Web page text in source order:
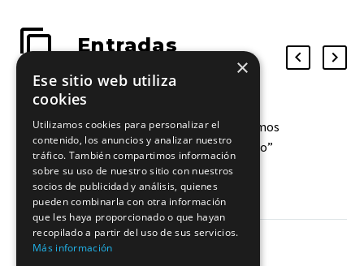
Entradas
relacionadas
Aylín Pereyra: “Estamos
en el camino correcto”
09 Nov 2020
×
Ese sitio web utiliza
cookies
Utilizamos cookies para personalizar el
contenido, los anuncios y analizar nuestro
tráfico. También compartimos información
sobre su uso de nuestro sitio con nuestros
socios de publicidad y análisis, quienes
pueden combinarla con otra información
que les haya proporcionado o que hayan
recopilado a partir del uso de sus servicios.
Más información